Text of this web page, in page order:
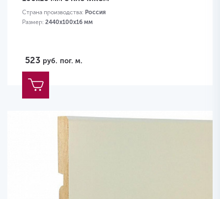
Страна производства: Россия
Размер: 2440х100х16 мм
523 руб. пог. м.